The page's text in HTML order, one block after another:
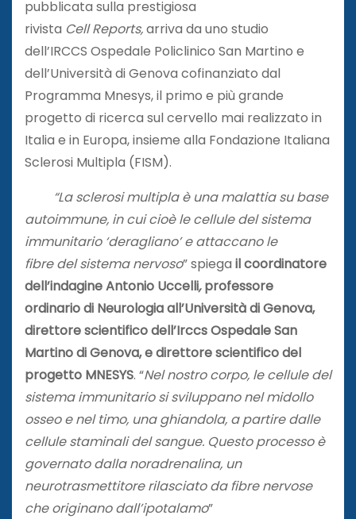
pubblicata sulla prestigiosa
rivista Cell Reports,arriva da uno studio
dell’IRCCS Ospedale Policlinico San Martino e
dell’Università di Genova cofinanziato dal
Programma Mnesys, il primo e più grande
progetto di ricerca sul cervello mai realizzato in
Italia e in Europa, insieme alla Fondazione Italiana
Sclerosi Multipla (FISM).
“La sclerosi multipla è una malattia su base
autoimmune, in cui cioèle cellule del sistema
immunitario ‘deragliano’ e attaccano le
fibre del sistema nervoso” spiega il coordinatore
dell’indagine Antonio Uccelli,professore
ordinario di Neurologia all’Università di Genova,
direttore scientifico dell’Irccs Ospedale San
Martino di Genova, e direttore scientifico del
progetto MNESYS. “Nel nostro corpo, le cellule del
sistema immunitario si sviluppano nel midollo
osseo e nel timo, una ghiandola, a partire dalle
cellule staminali del sangue. Questo processo è
governato dalla noradrenalina, un
neurotrasmettitore rilasciato da fibre nervose
che originano dall’ipotalamo”